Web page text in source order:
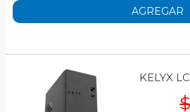
AGREGAR
KELYX